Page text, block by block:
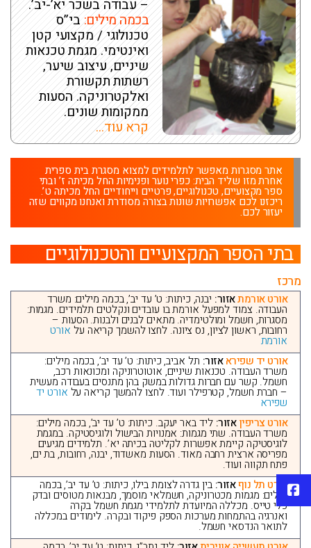
– עבודה בשכר יא’-יב’.
בכמה מילים:בי”ס
טכנולוגי / מקצועי קטן
ואינטימי. מגמת טכנאות
שיניים, עיצוב שיער,
רשתות תקשורת
ואלקטרוניקה. הסעות
ממקומות שונים.
קרא עוד...
אתר מסגרות מאפשר לתלמידים למצוא מסגרת בית ספרית
אחרת מזו שליד הבית: כפרי נוער ופנימיות החל מכיתה ז’ ובתי
ספר מקצועיים, טכנולוגיים, פרטיים וייחודיים החל מכיתה ט’.
ריכזנו לכם אפשרויות שונות בצורה מסודרת ואנחנו מקווים שזה
יעזור לכם.
בתי הספר המקצועיים והטכנולוגיים
מרכז
אורט אורמתאזור: יבנה, כיתות: ט’ עד יב’, בכמה מילים: משרד
העבודה. צמוד למפעל אורמת בו עובדים ונקלטים תלמידים. מגמות:
מסגרות, חשמל ומולטימדיה. מתאים לבנים ולבנות. הסעות –
רחובות, ראשון לציון, נס ציונה. לחצו להשמך קריאה על אורט
אורמת
אורט יד שפיראאזור: תל אביב, כיתות: ט’ עד יב’, בכמה מילים:
משרד העבודה. טכנאות שיניים, אוטוטרוניקה ומכונאות רכב,
חשמל. קשר עם חברות גדולות במשק בהן מתנסים בעבודה מעשית
– חברת חשמל, קטרפילר ועוד. לחצו להמשך קריאה על אורט יד
שפירא
אורט צריפיןאזור: ליד באר יעקב. כיתות: ט’ עד יב’, בכמה מילים:
משרד העבודה. שתי מגמות: אמנויות הבישול ולוגיסטיקה. במגמת
לוגיסטיקה קיימת אפשרות לקליטה בכיתה יא’. תלמידים מגיעים
מפריסה ארצית רחבה מאוד. הסעות מאשדוד, יבנה, רחובות, בת ים,
פתח תקווה ועוד.
אורט תל נוףאזור: בין גדרה לצומת בילו, כיתות: ט’ עד יב’, בכמה
מילים: מגמות מכטרוניקה, חשמלאי מוסמך, מבנאות מטוסים ובדק
כלי טייס. מכללה המיועדת לתלמידי מגמת חשמל בקרה
ואנרגיה בהתמחות מערכות הספק פיקוד ובקרה. לימודים במכללה
לתואר הנדסאי חשמל.
פייסבוק